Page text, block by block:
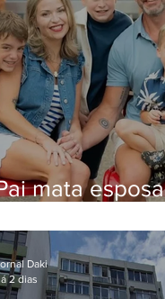
mata
Daki
2 dias